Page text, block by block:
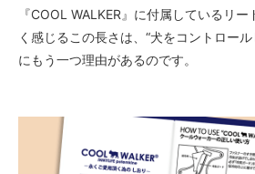
『COOL WALKER』に付属しているリ
く感じるこの長さは、“犬をコントロー
にもう一つ理由があるのです。